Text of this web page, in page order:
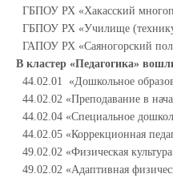
ГБПОУ РХ «Хакасский
ГБПОУ РХ «Училище
ГАПОУ РХ «Саяногорский
В кластер «Педагогика»
44.02.01 «Дошкольное
44.02.02 «Преподавание в
44.02.04 «Специальное
44.02.05 «Коррекционная
49.02.02 «Физическая
49.02.02 «Адаптивная